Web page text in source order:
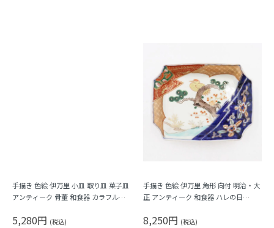
手描き 色絵 伊万里 小皿 取り皿 菓子皿
アンティーク 骨董 和食器 カラフル
5,280円 (税込)
手描き 色絵 伊万里 角形 向付 明治・大
正 アンティーク 和食器 ハレの日
8,250円 (税込)